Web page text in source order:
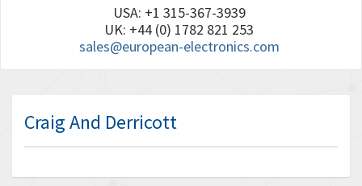
USA: +1 315-367-3939
UK: +44 (0) 1782 821 253
sales@european-electronics.com
Craig And Derricott